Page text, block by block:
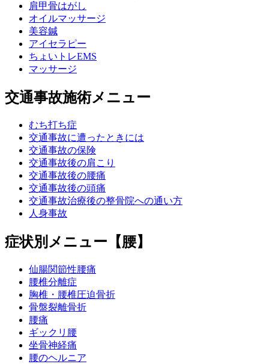
肩甲骨はがし
オイルマッサージ
美容鍼
アイセラピー
ちょいトレEMS
マッサージ
交通事故施術メニュー
むち打ち症
交通事故に遭ったときには
交通事故の保険
交通事故後の肩こり
交通事故後の腰痛
交通事故後の頭痛
交通事故治療後の整骨院への通い方
人身事故
症状別メニュー【腰】
仙腸関節性腰痛
腰椎分離症
胸椎・腰椎圧迫骨折
骨盤裂離骨折
腰痛
ギックリ腰
坐骨神経痛
腰のヘルニア